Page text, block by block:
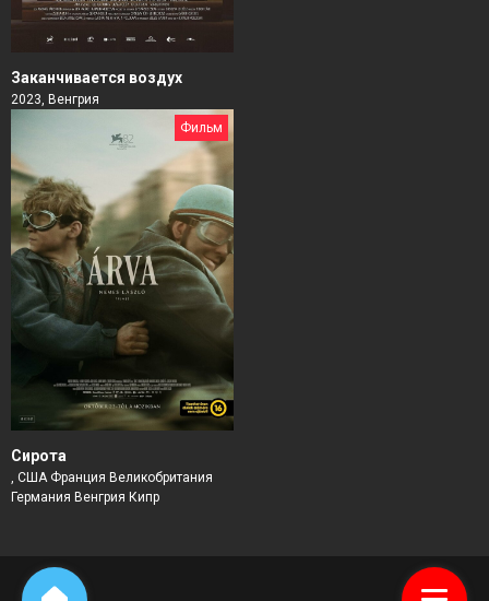
Заканчивается воздух
2023, Венгрия
Фильм
Сирота
, США Франция Великобритания
Германия Венгрия Кипр